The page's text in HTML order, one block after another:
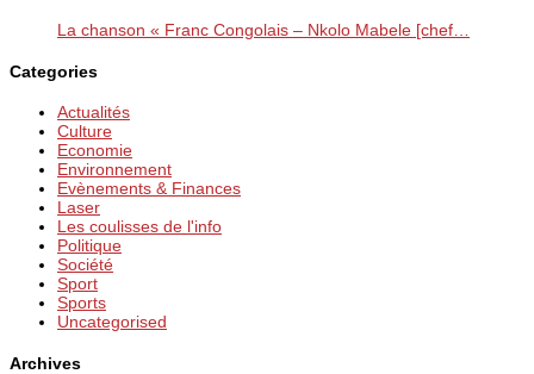
La chanson « Franc Congolais – Nkolo Mabele [chef…
Categories
Actualités
Culture
Economie
Environnement
Evènements & Finances
Laser
Les coulisses de l'info
Politique
Société
Sport
Sports
Uncategorised
Archives